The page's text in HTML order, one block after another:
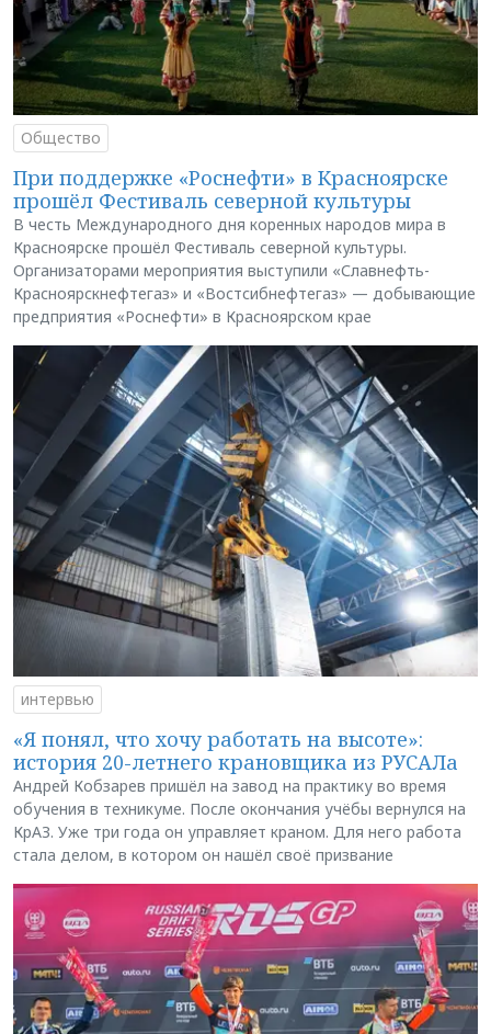
Общество
При поддержке «Роснефти» в Красноярске
прошёл Фестиваль северной культуры
В честь Международного дня коренных народов мира в
Красноярске прошёл Фестиваль северной культуры.
Организаторами мероприятия выступили «Славнефть-
Красноярскнефтегаз» и «Востсибнефтегаз» — добывающие
предприятия «Роснефти» в Красноярском крае
интервью
«Я понял, что хочу работать на высоте»:
история 20-летнего крановщика из РУСАЛа
Андрей Кобзарев пришёл на завод на практику во время
обучения в техникуме. После окончания учёбы вернулся на
КрАЗ. Уже три года он управляет краном. Для него работа
стала делом, в котором он нашёл своё призвание